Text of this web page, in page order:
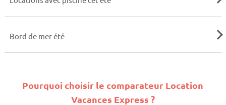
Bord de mer été
Pourquoi choisir le comparateur Location
Vacances Express ?